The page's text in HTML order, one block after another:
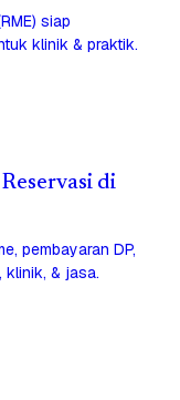
siap
klinik & praktik.
di
pembayaran DP,
& jasa.